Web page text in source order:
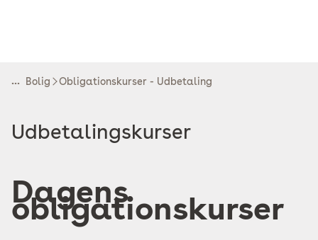
... Bolig Obligationskurser - Udbetaling
Read
Udbetalingskurser
Dagens
obligationskurser